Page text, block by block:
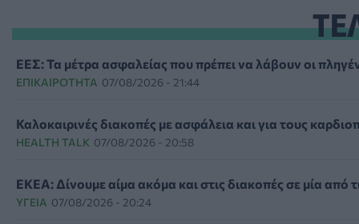
ΕΕΣ: Τα μέτρα ασφαλείας που πρέπει να λάβουν οι
ΕΠΙΚΑΙΡΌΤΗΤΑ 07/08/2026 - 21:44
Καλοκαιρινές διακοπές με ασφάλεια και για τους
HEALTH TALK 07/08/2026 - 20:58
ΕΚΕΑ: Δίνουμε αίμα ακόμα και στις διακοπές σε μία από
ΥΓΕΊΑ 07/08/2026 - 20:24